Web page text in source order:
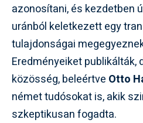
azonosítani, és kezdetben
uránból keletkezett egy
tulajdonságai
Eredményeiket publikálták,
közösség, beleértve Otto
német tudósokat is, akik
szkeptikusan fogadta.